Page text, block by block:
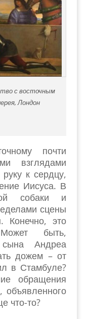
с восточным
Лондон
почти
взглядами
к сердцу,
Иисуса. В
собаки и
сцены
Конечно, это
быть,
сына Андреа
дожем – от
в Стамбуле?
обращения
объявленного
что-то?